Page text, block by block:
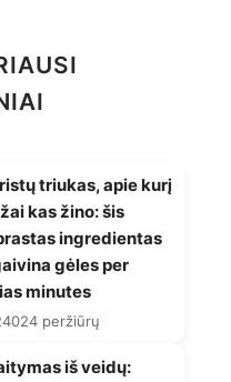
triukas, apie kurį
kas žino: šis
ingredientas
gėles per
minutes
peržiūrų
iš veidų: